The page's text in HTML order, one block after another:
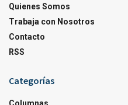
Quienes Somos
Trabaja con Nosotros
Contacto
RSS
Categorías